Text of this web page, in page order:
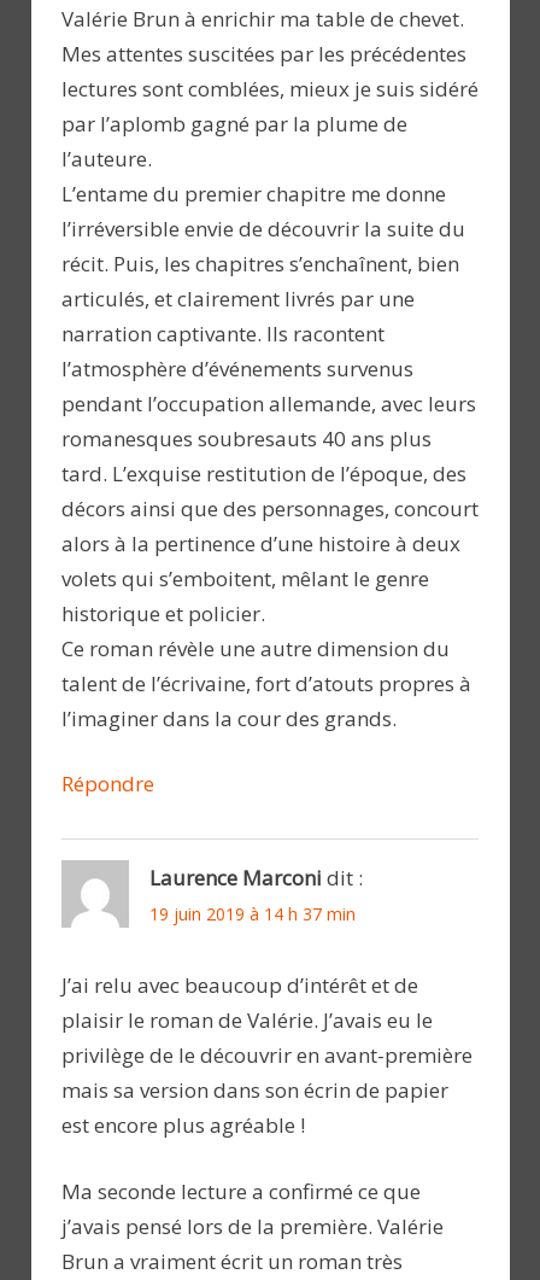
Valérie Brun à enrichir ma table de chevet.
Mes attentes suscitées par les précédentes
lectures sont comblées, mieux je suis sidéré
par l’aplomb gagné par la plume de
l’auteure.
L’entame du premier chapitre me donne
l’irréversible envie de découvrir la suite du
récit. Puis, les chapitres s’enchaînent, bien
articulés, et clairement livrés par une
narration captivante. Ils racontent
l’atmosphère d’événements survenus
pendant l’occupation allemande, avec leurs
romanesques soubresauts 40 ans plus
tard. L’exquise restitution de l’époque, des
décors ainsi que des personnages, concourt
alors à la pertinence d’une histoire à deux
volets qui s’emboitent, mêlant le genre
historique et policier.
Ce roman révèle une autre dimension du
talent de l’écrivaine, fort d’atouts propres à
l’imaginer dans la cour des grands.
Répondre
Laurence Marconi dit :
19 juin 2019 à 14 h 37 min
J’ai relu avec beaucoup d’intérêt et de
plaisir le roman de Valérie. J’avais eu le
privilège de le découvrir en avant-première
mais sa version dans son écrin de papier
est encore plus agréable !
Ma seconde lecture a confirmé ce que
j’avais pensé lors de la première. Valérie
Brun a vraiment écrit un roman très